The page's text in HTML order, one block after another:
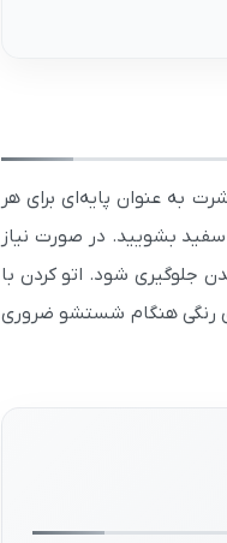
به عنوان پایه‌ای برای هر
۴۰ درجه) و مواد شوینده مخصوص سفید بشویید. در صورت نیاز
جلوگیری شود. اتو کردن با
رنگی هنگام شستشو ضروری